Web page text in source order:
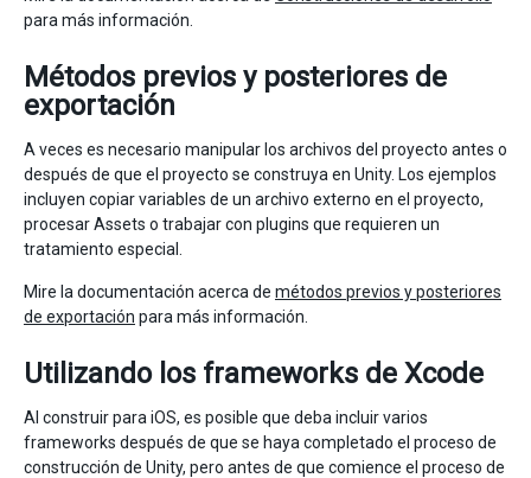
para más información.
Métodos previos y posteriores de
exportación
A veces es necesario manipular los archivos del proyecto antes o
después de que el proyecto se construya en Unity. Los ejemplos
incluyen copiar variables de un archivo externo en el proyecto,
procesar Assets o trabajar con plugins que requieren un
tratamiento especial.
Mire la documentación acerca de métodos previos y posteriores
de exportación para más información.
Utilizando los frameworks de Xcode
Al construir para iOS, es posible que deba incluir varios
frameworks después de que se haya completado el proceso de
construcción de Unity, pero antes de que comience el proceso de